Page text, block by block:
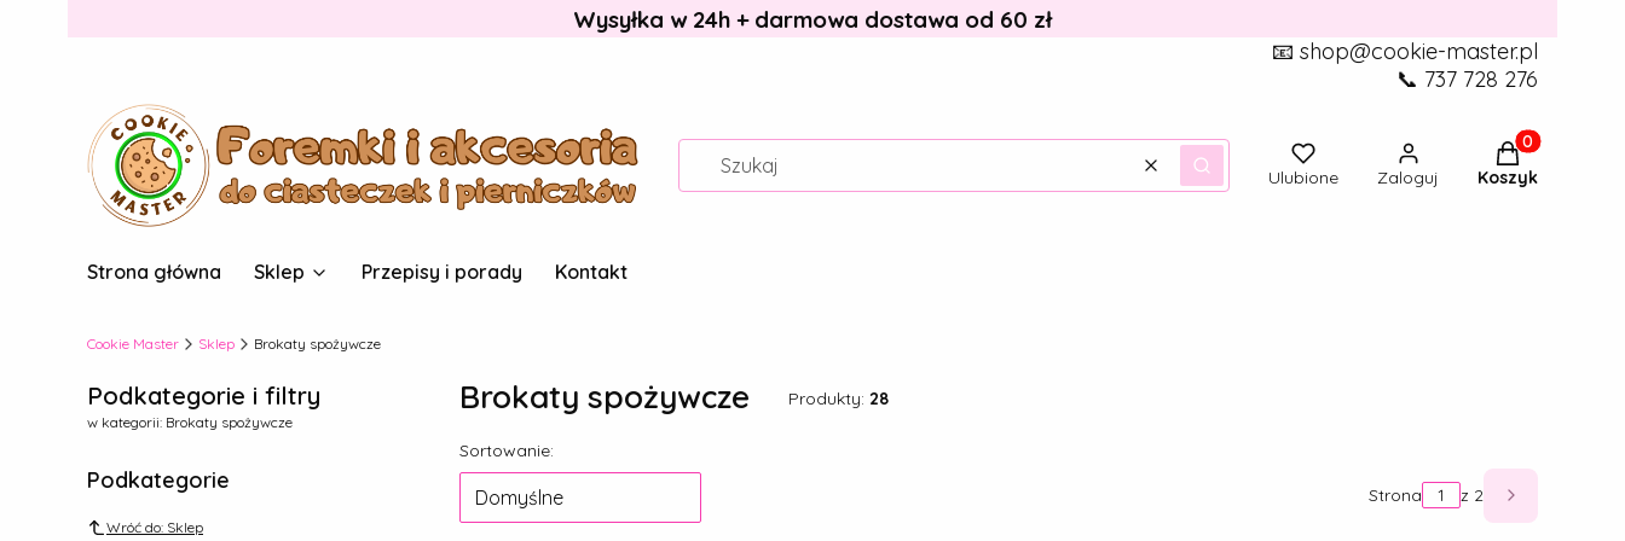
Wysyłka w 24h + darmowa dostawa od 60 zł
📧 shop@cookie-master.pl
📞 737 728 276
WyczyśćSzukaj Ulubione Zaloguj
Produkty w
Koszyk
Strona główna Sklep Przepisy i porady Kontakt
Cookie Master Sklep Brokaty spożywcze
Podkategorie i filtry
w kategorii: Brokaty spożywcze
Podkategorie
Wróć do: Sklep
Brokaty spożywcze Produkty: 28
Lista produktów
Sortowanie:
Domyślne Strona z 2 Następne